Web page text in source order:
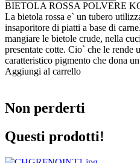
BIETOLA ROSSA POLVERE
La bietola rossa e` un tubero
insaporitore di piatti a base di
mangiare le bietole crude, nella
presentate cotte. Cio` che le rende
caratteristico pigmento che dona
Aggiungi al carrello
Non perderti
Questi prodotti!